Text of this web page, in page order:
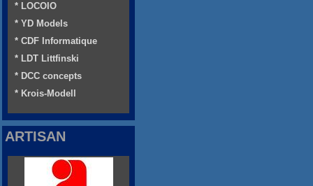
* LOCOIO
* YD Models
* CDF Informatique
* LDT Littfinski
* DCC concepts
* Krois-Modell
ARTISAN